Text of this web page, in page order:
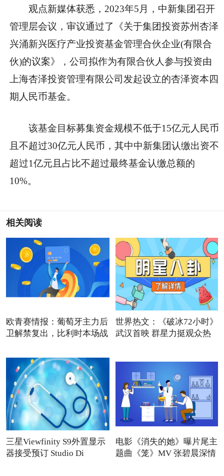
观点新媒体获悉，2023年5月，中新集团召开
管理层会议，审议通过了《关于集团投资苏州杏泽
兴涌新兴医疗产业投资基金管理合伙企业(有限合
伙)的议案》，公司拟作为有限合伙人参与投资由
上海杏泽投资管理有限公司发起设立的杏泽资本四
期人民币基金。
该基金目标募集资金规模不低于15亿元人民币
且不超过30亿元人民币，其中中新集团认缴出资不
超过1亿元且占比不超过最终基金认缴总额的
10%。
相关阅读
欧青赛情报：葡萄牙主力后
卫解禁复出，比利时本场战
世界热文：《破冰72小时》
武汉首映 群星力挺观众热
三星Viewfinity S9外置显示
器接受预订 Studio Di
电影《消失的她》曝片尾主
题曲《笼》MV 张碧晨深情